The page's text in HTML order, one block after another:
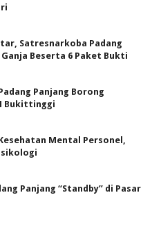
Satresnarkoba Padang
Beserta 6 Paket Bukti
Panjang Borong
Bukittinggi
Mental Personel,
Panjang “Standby” di Pasar